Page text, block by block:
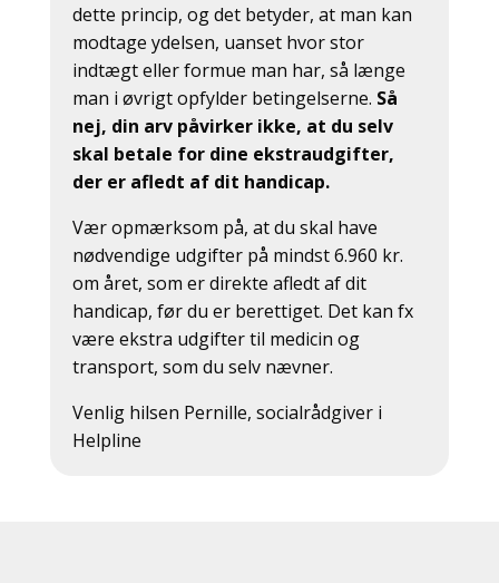
dette princip, og det betyder, at man kan
modtage ydelsen, uanset hvor stor
indtægt eller formue man har, så længe
man i øvrigt opfylder betingelserne. Så
nej, din arv påvirker ikke, at du selv
skal betale for dine ekstraudgifter,
der er afledt af dit handicap.
Vær opmærksom på, at du skal have
nødvendige udgifter på mindst 6.960 kr.
om året, som er direkte afledt af dit
handicap, før du er berettiget. Det kan fx
være ekstra udgifter til medicin og
transport, som du selv nævner.
Venlig hilsen Pernille, socialrådgiver i
Helpline